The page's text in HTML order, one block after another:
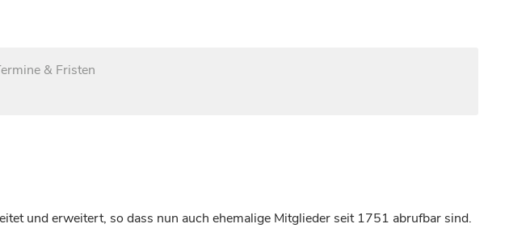
& Fristen
und erweitert, so dass nun auch ehemalige Mitglieder seit 1751 abrufbar sind.